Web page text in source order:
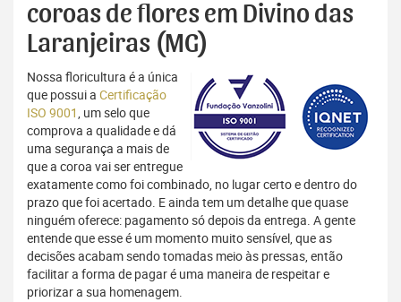
coroas de flores em Divino das
Laranjeiras (MG)
Nossa floricultura é a única
que possui a Certificação
ISO 9001, um selo que
comprova a qualidade e dá
uma segurança a mais de
que a coroa vai ser entregue
exatamente como foi combinado, no lugar certo e dentro do
prazo que foi acertado. E ainda tem um detalhe que quase
ninguém oferece: pagamento só depois da entrega. A gente
entende que esse é um momento muito sensível, que as
decisões acabam sendo tomadas meio às pressas, então
facilitar a forma de pagar é uma maneira de respeitar e
priorizar a sua homenagem.